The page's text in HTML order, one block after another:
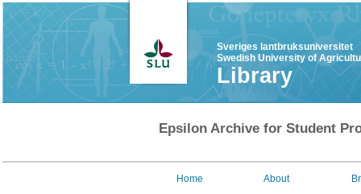
Sveriges lantbruksuniversitet
Swedish University of
Library
Epsilon Archive for Student
Home About